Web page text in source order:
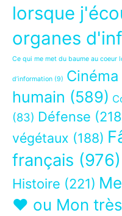
lorsque
organes
Ce qui me met du baume au coeur
d’information (9) Cinéma
humain (589)
(83) Défense
végétaux (188)
français (976)
Histoire (221)
❤ ou Mon